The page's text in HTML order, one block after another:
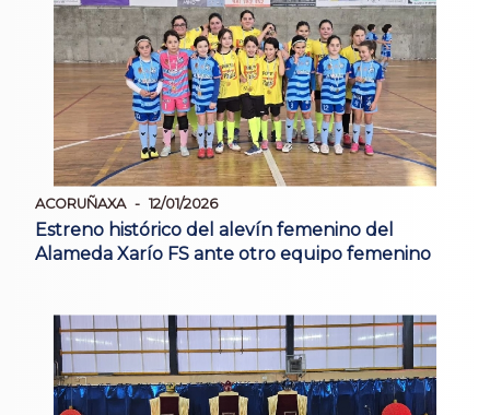
ACORUÑAXA 12/01/2026
Estreno histórico del alevín femenino del
Alameda Xarío FS ante otro equipo femenino